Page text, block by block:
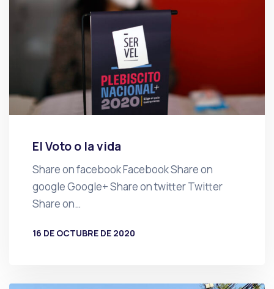
El Voto o la vida
Share on facebook Facebook Share on
google Google+ Share on twitter Twitter
Share on…
16 DE OCTUBRE DE 2020